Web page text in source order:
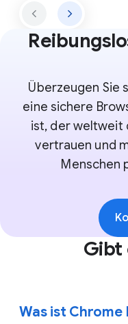
Überzeugen Sie
eine sichere
ist, der weltweit
vertrauen und
Menschen
Gibt
Was ist Chrome